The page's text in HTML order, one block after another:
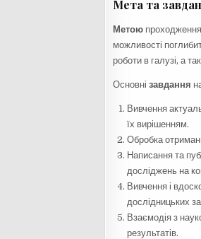
Мета та
Метою проходження
можливості
роботи в галузі, а
Основнізавдання
Вивчення
їх вирішенням.
Обробка
Написання та
досліджень на
Вивчення і
дослідницьких
Взаємодія з
результатів.